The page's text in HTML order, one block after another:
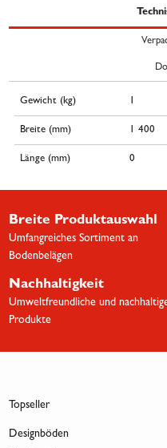
Gewicht (kg) 1
Breite (mm) 1 400
Länge (mm) 0
Breite Produktauswahl
Umfangreiches Sortiment an
Bodenbelägen
Nachhaltigkeit
Umweltfreundliche und
Produkte
Topseller
Designböden